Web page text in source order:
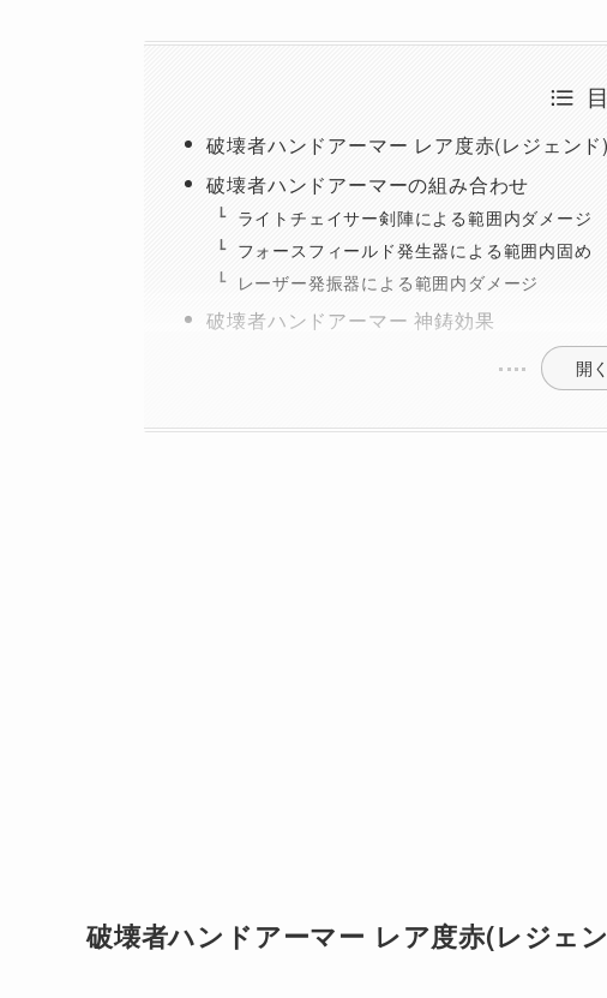
破壊者ハンドアーマー レア度赤(レジェン
破壊者ハンドアーマーの組み合わせ
ライトチェイサー剣陣による範囲内ダメージ
フォースフィールド発生器による範囲内固め
レーザー発振器による範囲内ダメージ
破壊者ハンドアーマー 神鋳効果
開く
破壊者ハンドアーマー レア度赤(レジェ